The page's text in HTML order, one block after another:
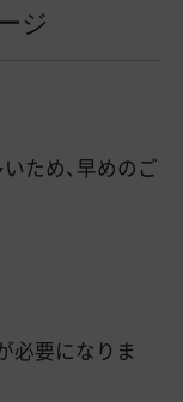
ジ
ため、早めのご
必要になりま